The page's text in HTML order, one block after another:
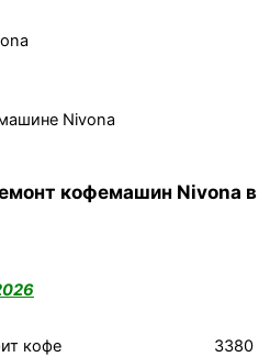
Nivona
кофемашин Nivona в
кофе
3380